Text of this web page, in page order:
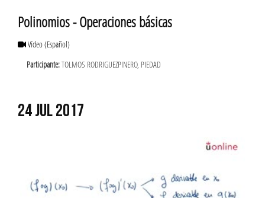
Polinomios - Operaciones básicas
Vídeo(Español)
Participante:TOLMOS RODRIGUEZPINERO, PIEDAD
24 JUL 2017